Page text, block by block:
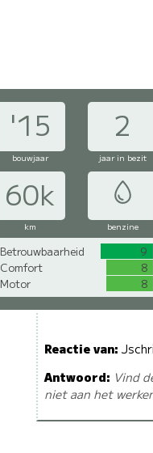
'15 2
bouwjaar jaar in bezit
60k
km benzine
Betrouwbaarheid
9
Comfort
8
Motor
8
Reactie van:
Antwoord: Vind
niet aan het